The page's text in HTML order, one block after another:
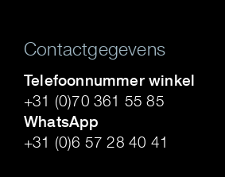
Contactgegevens
Telefoonnummer winkel
+31 (0)70 361 55 85
WhatsApp
+31 (0)6 57 28 40 41